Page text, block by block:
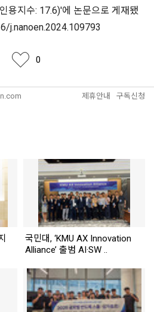
용지수: 17.6)'에 논문으로 게재됐
j.nanoen.2024.109793
좋아요 0
제휴안내 구독신청
국민대, ‘KMU AX Innovation
Alliance’ 출범 AI·SW ..